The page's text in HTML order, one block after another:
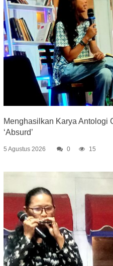
Menghasilkan Karya Antologi
‘Absurd’
5 Agustus 2026 0 15